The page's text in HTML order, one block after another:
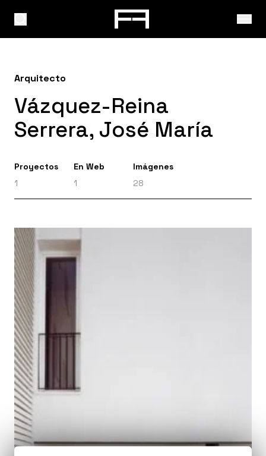
Arquitecto
Vázquez-Reina
Serrera, José María
Proyectos
1
En Web
1
Imágenes
28